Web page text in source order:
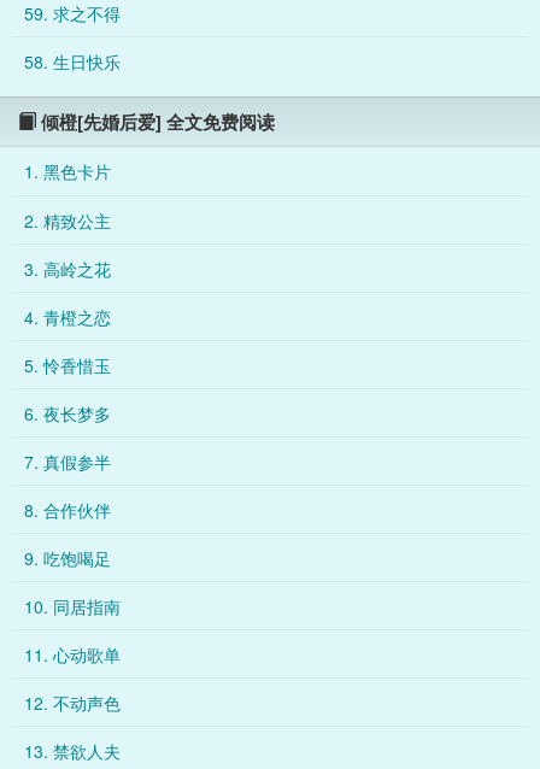
59. 求之不得
58. 生日快乐
倾橙[先婚后爱] 全文免费阅读
1. 黑色卡片
2. 精致公主
3. 高岭之花
4. 青橙之恋
5. 怜香惜玉
6. 夜长梦多
7. 真假参半
8. 合作伙伴
9. 吃饱喝足
10. 同居指南
11. 心动歌单
12. 不动声色
13. 禁欲人夫